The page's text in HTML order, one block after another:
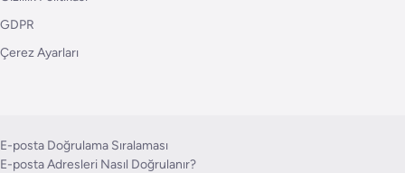
GDPR
Çerez Ayarları
E-posta Doğrulama Sıralaması
E-posta Adresleri Nasıl Doğrulanır?